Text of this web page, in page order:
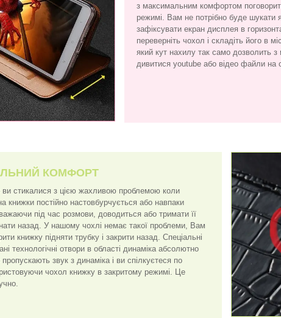
з максимальним комфортом
режимі. Вам не потрібно буде шукати
зафіксувати екран дисплея в
переверніть чохол і складіть його в
який кут нахилу так само дозволить
дивитися youtube або відео файли на
КОМФОРТ
ви стикалися з цією жахливою проблемою коли
книжки постійно настовбурчується або навпаки
під час розмови, доводиться або тримати її
назад. У нашому чохлі немає такої проблеми, Вам
книжку підняти трубку і закрити назад. Спеціальні
технологічні отвори в області динаміка абсолютно
звук з динаміка і ви спілкуєтеся по
чохол книжку в закритому режимі. Це